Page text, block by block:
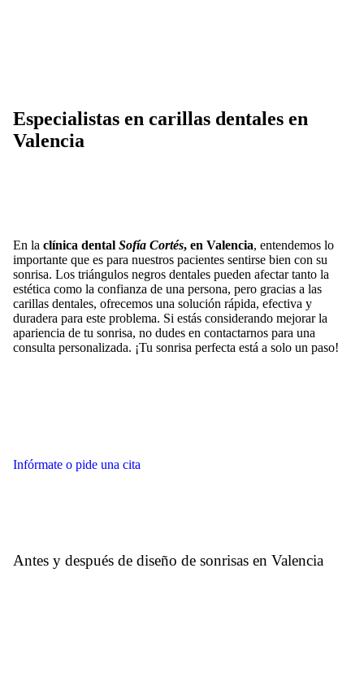
Especialistas en carillas dentales en
Valencia
En la clínica dental Sofía Cortés, en Valencia, entendemos lo
importante que es para nuestros pacientes sentirse bien con su
sonrisa. Los triángulos negros dentales pueden afectar tanto la
estética como la confianza de una persona, pero gracias a las
carillas dentales, ofrecemos una solución rápida, efectiva y
duradera para este problema. Si estás considerando mejorar la
apariencia de tu sonrisa, no dudes en contactarnos para una
consulta personalizada. ¡Tu sonrisa perfecta está a solo un paso!
Infórmate o pide una cita
Antes y después de diseño de sonrisas en Valencia